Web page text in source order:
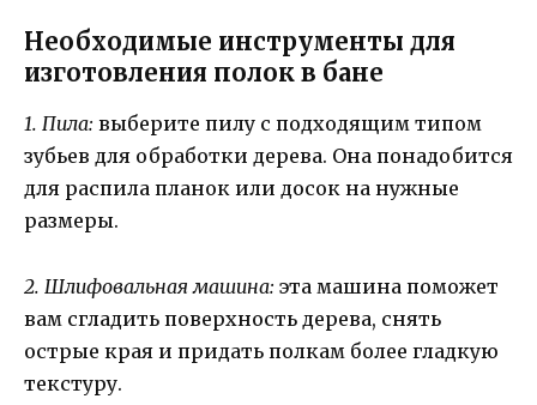
Необходимые инструменты для
изготовления полок в бане
1. Пила: выберите пилу с подходящим типом
зубьев для обработки дерева. Она понадобится
для распила планок или досок на нужные
размеры.
2. Шлифовальная машина: эта машина поможет
вам сгладить поверхность дерева, снять
острые края и придать полкам более гладкую
текстуру.